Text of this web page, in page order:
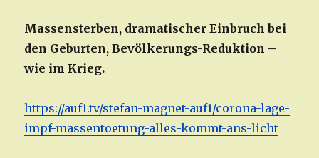
Massensterben, dramatischer Einbruch bei
den Geburten, Bevölkerungs-Reduktion –
wie im Krieg.
https://auf1.tv/stefan-magnet-auf1/corona-lage-
impf-massentoetung-alles-kommt-ans-licht